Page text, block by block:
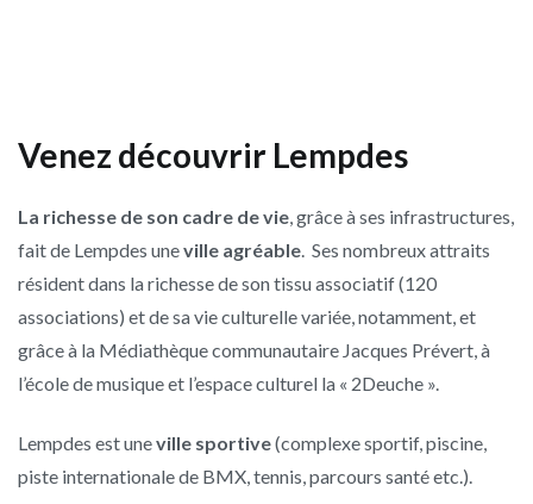
Venez découvrir Lempdes
La richesse de son cadre de vie , grâce à ses infrastructures,
fait de Lempdes uneville agréable . ­ Ses nombreux attraits
résident dans la richesse de son tissu associatif (120
associations) et de sa vie culturelle variée, notamment, et
grâce à la Médiathèque communautaire Jacques Prévert, à
l’école de musique et l’espace culturel la « 2Deuche ».
­Lempdes est uneville sportive(complexe sportif, piscine,
piste internationale de BMX, tennis, parcours santé etc.).